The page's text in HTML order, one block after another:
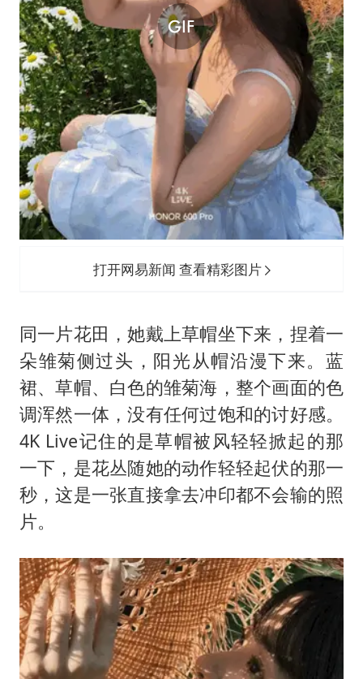
打开网易新闻 查看精彩图片
同一片花田，她戴上草帽坐下来，捏着一
朵雏菊侧过头，阳光从帽沿漫下来。蓝
裙、草帽、白色的雏菊海，整个画面的色
调浑然一体，没有任何过饱和的讨好感。
4K Live记住的是草帽被风轻轻掀起的那
一下，是花丛随她的动作轻轻起伏的那一
秒，这是一张直接拿去冲印都不会输的照
片。